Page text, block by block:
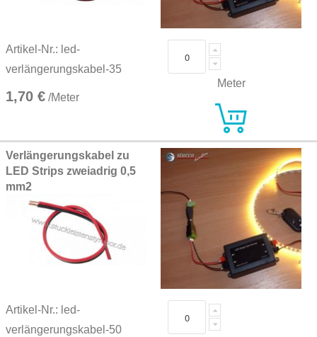
Artikel-Nr.: led-
verlängerungskabel-35
1,70 € /Meter
Meter
Verlängerungskabel zu
LED Strips zweiadrig 0,5
mm2
Artikel-Nr.: led-
verlängerungskabel-50